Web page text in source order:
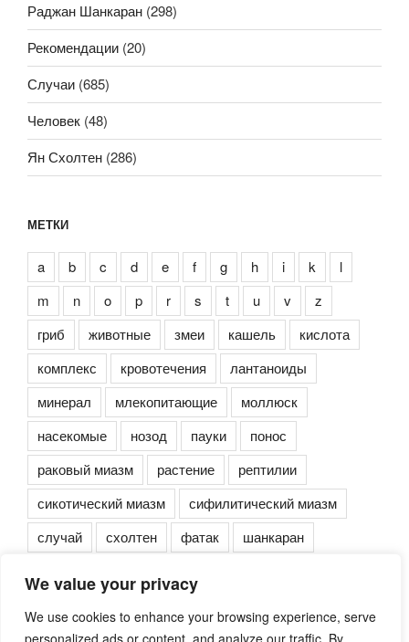
We value your privacy
We use cookies to enhance your browsing experience, serve
personalized ads or content, and analyze our traffic. By
Раджан Шанкаран (298)
Рекомендации (20)
Случаи (685)
Человек (48)
Ян Схолтен (286)
МЕТКИ
a b c d e f g h i k
l
m
n o p r s t u v
z
гриб
животные змеи кашель
кислота
комплекс
кровотечения
лантаноиды
минерал
млекопитающие
моллюск
насекомые
нозод пауки
понос
раковый миазм
растение
рептилии
сикотический миазм
сифилитический миазм
случай
схолтен фатак шанкаран